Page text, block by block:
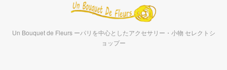
Un Bouquet de Fleurs ーパリを中心としたアクセサリー・小物 セレクトシ
ョップー